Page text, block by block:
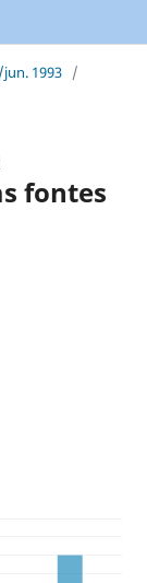
jun. 1993 /
fontes